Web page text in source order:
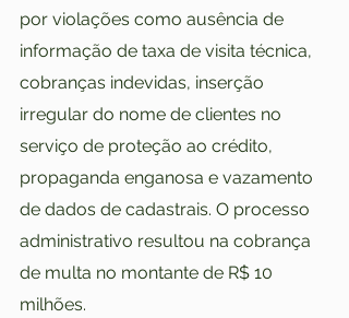
por violações como ausência de
informação de taxa de visita técnica,
cobranças indevidas, inserção
irregular do nome de clientes no
serviço de proteção ao crédito,
propaganda enganosa e vazamento
de dados de cadastrais. O processo
administrativo resultou na cobrança
de multa no montante de R$ 10
milhões.